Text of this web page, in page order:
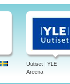
Uutiset | YLE
Areena